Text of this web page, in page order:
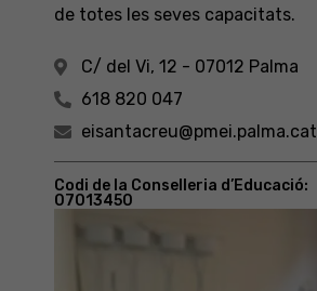
de totes les seves capacitats.
C/ del Vi, 12 - 07012 Palma
618 820 047
eisantacreu@pmei.palma.cat
Codi de la Conselleria d’Educació:
07013450